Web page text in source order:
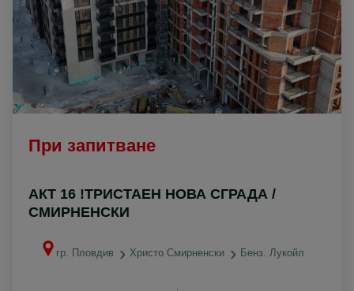
При запитване
АКТ 16 !ТРИСТАЕН НОВА СГРАДА /
СМИРНЕНСКИ
гр. Пловдив Христо Смирненски Бенз. Лукойл